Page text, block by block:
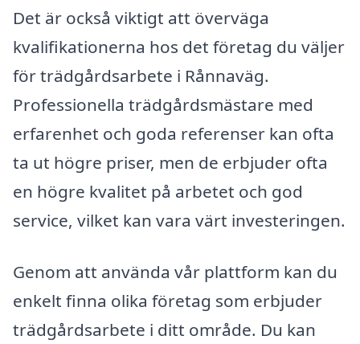
Det är också viktigt att överväga
kvalifikationerna hos det företag du väljer
för trädgårdsarbete i Rånnaväg.
Professionella trädgårdsmästare med
erfarenhet och goda referenser kan ofta
ta ut högre priser, men de erbjuder ofta
en högre kvalitet på arbetet och god
service, vilket kan vara värt investeringen.
Genom att använda vår plattform kan du
enkelt finna olika företag som erbjuder
trädgårdsarbete i ditt område. Du kan